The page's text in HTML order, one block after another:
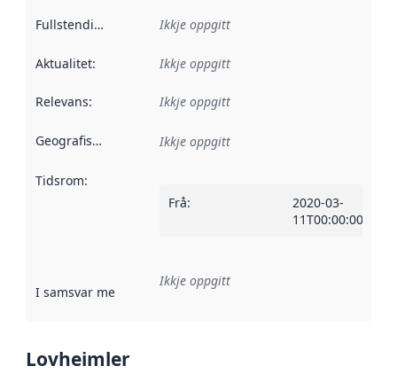
Fullstendigheit Ikkje oppgitt
Aktualitet: Ikkje oppgitt
Relevans: Ikkje oppgitt
Geografisk område Ikkje oppgitt
Tidsrom:
Frå:
2020-03-
11T00:00:00Z
I samsvar med Referanse til ei implementeringsregel eller
Ikkje oppgitt
Lovheimler